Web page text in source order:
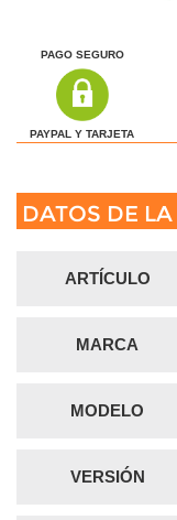
PAGO SEGURO
PAYPAL Y TARJETA
DATOS DE
ARTÍCULO
MARCA
MODELO
VERSIÓN